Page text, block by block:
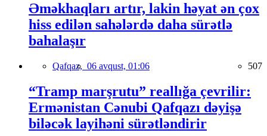
Əməkhaqları artır, lakin həyat ən çox
hiss edilən sahələrdə daha sürətlə
bahalaşır
Qafqaz, 06 avqust, 01:06 507
“Tramp marşrutu” reallığa çevrilir:
Ermənistan Cənubi Qafqazı dəyişə
biləcək layihəni sürətləndirir